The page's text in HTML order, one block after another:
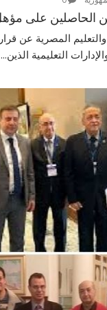
الحاصلين على
المصرية عن
التعليمية الذين...